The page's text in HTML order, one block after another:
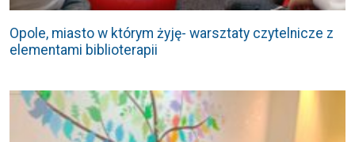
Opole, miasto w którym żyję- warsztaty czytelnicze z
elementami biblioterapii